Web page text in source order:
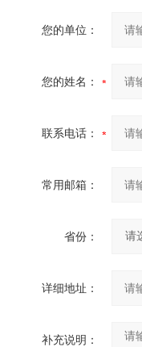
您的单位：
您的姓名：
联系电话：
常用邮箱：
省份：
详细地址：
补充说明：